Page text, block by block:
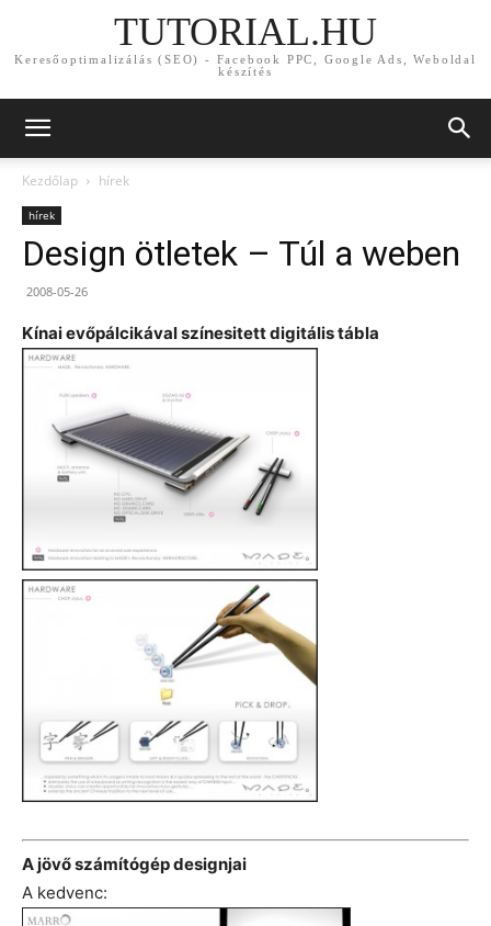
TUTORIAL.HU
Keresőoptimalizálás (SEO) - Facebook PPC, Google Ads, Weboldal
készítés
Kezdőlap hírek
hírek
Design ötletek – Túl a weben
2008-05-26
Kínai evőpálcikával színesitett digitális tábla
A jövő számítógép designjai
A kedvenc: